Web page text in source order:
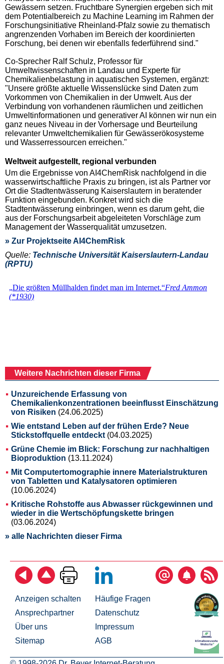
Gewässern setzen. Fruchtbare Synergien ergeben sich mit
dem Potentialbereich zu Machine Learning im Rahmen der
Forschungsinitiative Rheinland-Pfalz sowie zu thematisch
angrenzenden Vorhaben im Bereich der koordinierten
Forschung, bei denen wir ebenfalls federführend sind."
Co-Sprecher Ralf Schulz, Professor für
Umweltwissenschaften in Landau und Experte für
Chemikalienbelastung in aquatischen Systemen, ergänzt:
"Unsere größte aktuelle Wissenslücke sind Daten zum
Vorkommen von Chemikalien in der Umwelt. Aus der
Verbindung von vorhandenen räumlichen und zeitlichen
Umweltinformationen und generativer AI können wir nun ein
ganz neues Niveau in der Vorhersage und Beurteilung
relevanter Umweltchemikalien für Gewässerökosysteme
und Wasserressourcen erreichen."
Weltweit aufgestellt, regional verbunden
Um die Ergebnisse von AI4ChemRisk nachfolgend in die
wasserwirtschaftliche Praxis zu bringen, ist als Partner vor
Ort die Stadtentwässerung Kaiserslautern in beratender
Funktion eingebunden. Konkret wird sich die
Stadtentwässerung einbringen, wenn es darum geht, die
aus der Forschungsarbeit abgeleiteten Vorschläge zum
Management der Wasserqualität umzusetzen.
» Zur Projektseite AI4ChemRisk
Quelle: Technische Universität Kaiserslautern-Landau
(RPTU)
Weitere Nachrichten dieser Firma
Unzureichende Erfassung von
Chemikalienkonzentrationen beeinflusst Einschätzung
von Risiken (24.06.2025)
Wie entstand Leben auf der frühen Erde? Neue
Stickstoffquelle entdeckt (04.03.2025)
Grüne Chemie im Blick: Forschung zur nachhaltigen
Bioproduktion (13.11.2024)
Mit Computertomographie innere Materialstrukturen
von Tabletten und Katalysatoren optimieren
(10.06.2024)
Kritische Rohstoffe aus Abwasser rückgewinnen und
wieder in die Wertschöpfungskette bringen
(03.06.2024)
» alle Nachrichten dieser Firma
Anzeigen schalten
Ansprechpartner
Über uns
Sitemap
Häufige Fragen
Datenschutz
Impressum
AGB